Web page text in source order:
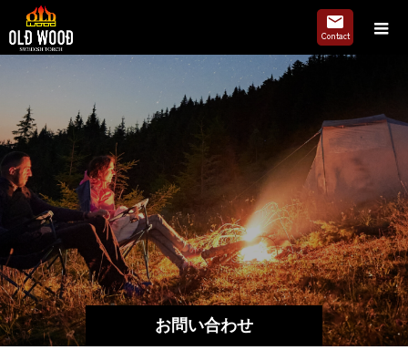
お問い合わせ